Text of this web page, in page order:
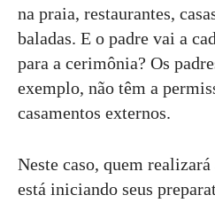
na praia, restaurantes,
baladas. E o padre vai a
para a cerimônia? Os
exemplo, não têm a
casamentos externos.
Neste caso, quem
está iniciando seus